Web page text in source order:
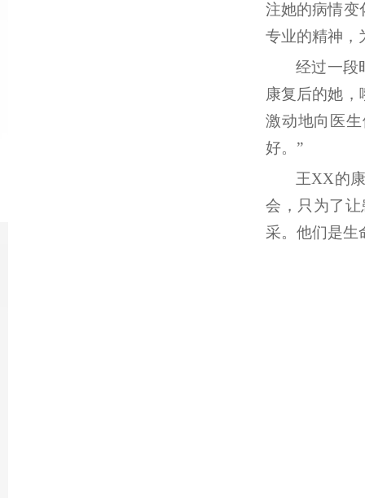
注她的病情变
专业的精神，
经过一段
康复后的她
激动地向医
好。”
王XX的
会，只为了
采。他们是生